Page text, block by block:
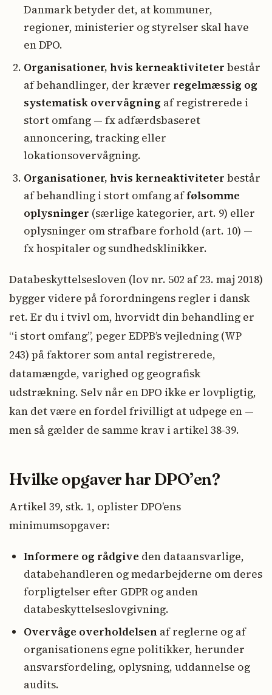
Danmark betyder det, at kommuner,
regioner, ministerier og styrelser skal have
en DPO.
Organisationer, hvis kerneaktiviteter består
af behandlinger, der kræver regelmæssig og
systematisk overvågning af registrerede i
stort omfang — fx adfærdsbaseret
annoncering, tracking eller
lokationsovervågning.
Organisationer, hvis kerneaktiviteter består
af behandling i stort omfang affølsomme
oplysninger (særlige kategorier, art. 9) eller
oplysninger om strafbare forhold (art. 10) —
fx hospitaler og sundhedsklinikker.
Databeskyttelsesloven (lov nr. 502 af 23. maj 2018)
bygger videre på forordningens regler i dansk
ret. Er du i tvivl om, hvorvidt din behandling er
“i stort omfang”, peger EDPB’s vejledning (WP
243) på faktorer som antal registrerede,
datamængde, varighed og geografisk
udstrækning. Selv når en DPO ikke er lovpligtig,
kan det være en fordel frivilligt at udpege en —
men så gælder de samme krav i artikel 38-39.
Hvilke opgaver har DPO’en?
Artikel 39, stk. 1, oplister DPO’ens
minimumsopgaver:
Informere og rådgive den dataansvarlige,
databehandleren og medarbejderne om deres
forpligtelser efter GDPR og anden
databeskyttelseslovgivning.
Overvåge overholdelsen af reglerne og af
organisationens egne politikker, herunder
ansvarsfordeling, oplysning, uddannelse og
audits.